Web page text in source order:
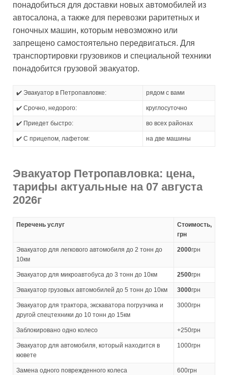
понадобиться для доставки новых автомобилей из
автосалона, а также для перевозки раритетных и
гоночных машин, которым невозможно или
запрещено самостоятельно передвигаться. Для
транспортировки грузовиков и специальной техники
понадобится грузовой эвакуатор.
✔️ Эвакуатор в Петропавловке: рядом с вами
✔️ Срочно, недорого: круглосуточно
✔️ Приедет быстро: во всех районах
✔️ С прицепом, лафетом: на две машины
Эвакуатор Петропавловка: цена,
тарифы актуальные на 07 августа
2026г
Перечень услуг
Стоимость,
грн
Эвакуатор для легкового автомобиля до 2 тонн до
10км
2000грн
Эвакуатор для микроавтобуса до 3 тонн до 10км 2500грн
Эвакуатор грузовых автомобилей до 5 тонн до 10км 3000грн
Эвакуатор для трактора, экскаватора погрузчика и
другой спецтехники до 10 тонн до 15км
3000грн
Заблокировано одно колесо +250грн
Эвакуатор для автомобиля, который находится в
кювете
1000грн
Замена одного поврежденного колеса 600грн